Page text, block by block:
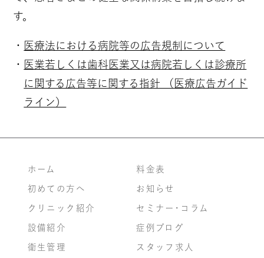
す。
医療法における病院等の広告規制について
医業若しくは歯科医業又は病院若しくは診療所
に関する広告等に関する指針 （医療広告ガイド
ライン）
ホーム
初めての方へ
クリニック紹介
設備紹介
衛生管理
料金表
お知らせ
セミナー・コラム
症例ブログ
スタッフ求人